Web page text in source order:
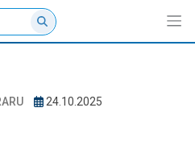
24.10.2025